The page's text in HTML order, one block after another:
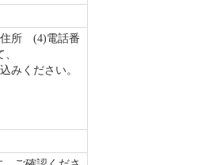
住所 (4)電話番
みください。